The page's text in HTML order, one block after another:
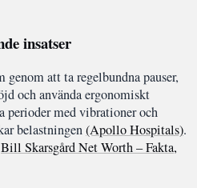
insatser
att ta regelbundna pauser,
och använda ergonomiskt
perioder med vibrationer och
belastningen(Apollo Hospitals).
Bill Skarsgård Net Worth – Fakta,